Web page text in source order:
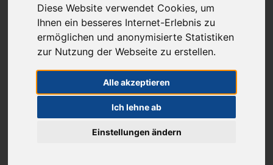
Diese Website verwendet Cookies, um
Ihnen ein besseres Internet-Erlebnis zu
ermöglichen und anonymisierte Statistiken
zur Nutzung der Webseite zu erstellen.
Alle akzeptieren
Ich lehne ab
Einstellungen ändern
ab 100€ versandkostenfrei
(innerhalb Deutschlands)
Sie haben Fragen?
07641-9360300
Menü